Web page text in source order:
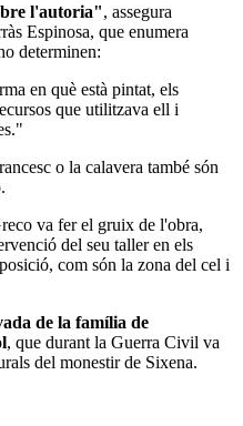
l'autoria", assegura
Espinosa, que enumera
determinen:
en què està pintat, els
que utilitzava ell i
o la calavera també són
va fer el gruix de l'obra,
del seu taller en els
com són la zona del cel i
de la família de
, que durant la Guerra Civil va
del monestir de Sixena.